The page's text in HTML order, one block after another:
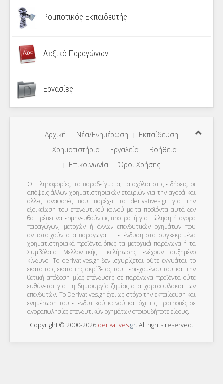
Ρομποτικός Εκπαιδευτής
Λεξικό Παραγώγων
Εργασίες
Αρχική Νέα/Ενημέρωση
Εκπαίδευση
Χρηματιστήρια
Εργαλεία
Βοήθεια
Επικοινωνία
Όροι Χρήσης
Οι πληροφορίες, τα παραδείγματα, τα σχόλια στις ειδήσεις, οι
απόψεις άλλων χρηματιστηριακών εταιριών για την αγορά και
άλλες αναφορές που παρέχει το derivatives.gr για την
εξοικείωση του επενδυτικού κοινού με τα προϊόντα αυτά δεν
θα πρέπει να ερμηνευθούν ως προτροπή για πώληση ή αγορά
παραγώγων, μετοχών ή άλλων επενδυτικών οχημάτων που
αντιστοιχούν στα παράγωγα. Η επένδυση στα συγκεκριμένα
χρηματιστηριακά προϊόντα όπως τα μετοχικά παράγωγα ή τα
Συμβόλαια Μελλοντικής Εκπλήρωσης ενέχουν αυξημένο
κίνδυνο. Το derivatives.gr δεν ισχυρίζεται ούτε εγγυάται το
εκατό τοις εκατό της ακρίβειας του περιεχομένου του και την
θετική απόδοση μίας επένδυσης σε παράγωγα προϊόντα ούτε
ευθύνεται για τη δημιουργία ζημίας στα χαρτοφυλάκια των
επενδυτών. To Derivatives.gr έχει ως στόχο την εκπαίδευση και
ενημέρωση του επενδυτικού κοινού και όχι τις προτροπές σε
αγοραπωλησίες επενδυτικών οχημάτων οποιουδήποτε είδους.
Copyright © 2000-2026 derivatives.gr. All rights reserved.